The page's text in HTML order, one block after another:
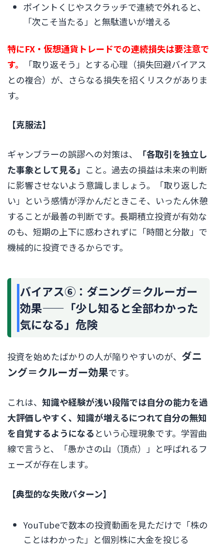
ポイントくじやスクラッチで連続で外れると、
「次こそ当たる」と無駄遣いが増える
特にFX・仮想通貨トレードでの連続損失は要注意で
す。
「取り返そう」とする心理（損失回避バイアス
との複合）が、さらなる損失を招くリスクがありま
す。
【克服法】
ギャンブラーの誤謬への対策は、
「各取引を独立し
た事象として見る」 こと。過去の損益は未来の判断
に影響させないよう意識しましょう。「取り返した
い」という感情が浮かんだときこそ、いったん休憩
することが最善の判断です。長期積立投資が有効な
のも、短期の上下に惑わされずに「時間と分散」で
機械的に投資できるからです。
バイアス⑥：ダニング＝クルーガー
効果——「少し知ると全部わかった
気になる」危険
投資を始めたばかりの人が陥りやすいのが、 ダニ
ング＝クルーガー効果です。
これは、 知識や経験が浅い段階では自分の能力を過
大評価しやすく、知識が増えるにつれて自分の無知
を自覚するようになるという心理現象です。学習曲
線で言うと、「愚かさの山（頂点）」と呼ばれるフ
ェーズが存在します。
【典型的な失敗パターン】
YouTubeで数本の投資動画を見ただけで「株の
ことはわかった」と個別株に大金を投じる